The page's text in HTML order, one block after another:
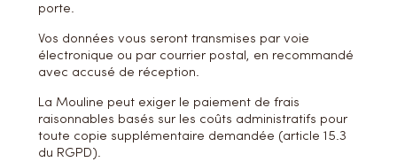
porte.
Vos données vous seront transmises par voie
électronique ou par courrier postal, en recommandé
avec accusé de réception.
La Mouline peut exiger le paiement de frais
raisonnables basés sur les coûts administratifs pour
toute copie supplémentaire demandée (article 15.3
du RGPD).